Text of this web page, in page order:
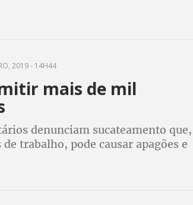
2019 - 14H44
mais de mil
denunciam sucateamento que,
trabalho, pode causar apagões e